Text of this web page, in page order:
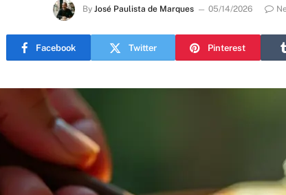
By José Paulista de Marques 05/14/2026
Facebook Twitter Pinterest